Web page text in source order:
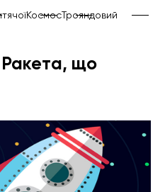
КосмосТрояндовий
що